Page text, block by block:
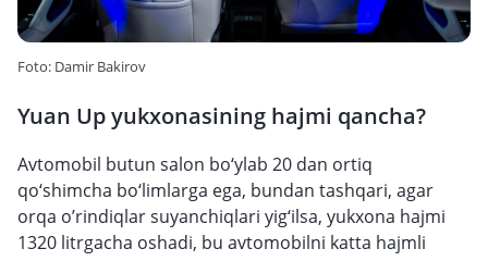
Foto: Damir Bakirov
Yuan Up yukxonasining hajmi qancha?
Avtomobil butun salon bo‘ylab 20 dan ortiq
qo‘shimcha bo‘limlarga ega, bundan tashqari, agar
orqa o’rindiqlar suyanchiqlari yig‘ilsa, yukxona hajmi
1320 litrgacha oshadi, bu avtomobilni katta hajmli